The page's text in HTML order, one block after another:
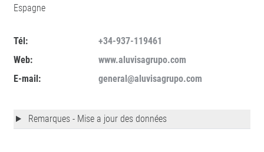
Espagne
Tél:
+34-937-119461
Web:
www.aluvisagrupo.com
E-mail:
general@aluvisagrupo.com
Remarques - Mise a jour des données